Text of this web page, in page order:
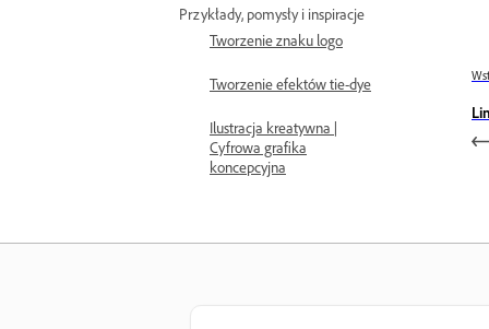
Przykłady, pomysły i inspiracje
Tworzenie znaku logo
Tworzenie efektów tie-dye
Ilustracja kreatywna |
Cyfrowa grafika
koncepcyjna